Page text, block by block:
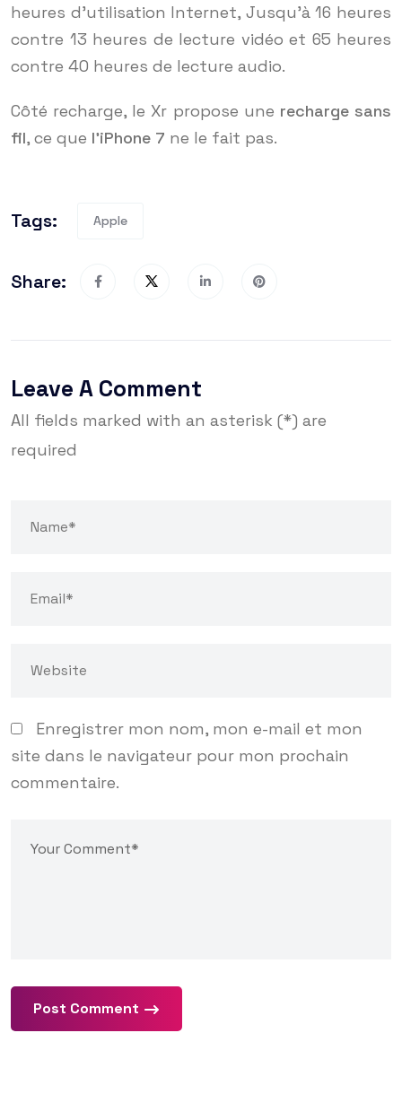
heures d’utilisation Internet, Jusqu’à 16 heures
contre 13 heures de lecture vidéo et 65 heures
contre 40 heures de lecture audio.
Côté recharge, le Xr propose une recharge sans
fil, ce que l’iPhone 7 ne le fait pas.
Tags: Apple
Share:
Leave A Comment
All fields marked with an asterisk (*) are
required
Enregistrer mon nom, mon e-mail et mon
site dans le navigateur pour mon prochain
commentaire.
Post Comment